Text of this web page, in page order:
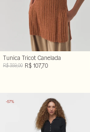
Tunica Tricot Canelada
R$ 359,00 R$ 107,70
-57%